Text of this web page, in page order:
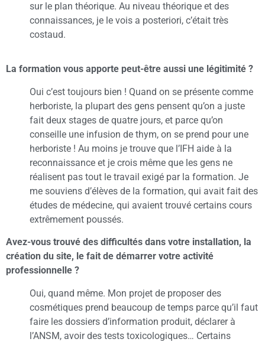
sur le plan théorique. Au niveau théorique et des
connaissances, je le vois a posteriori, c’était très
costaud.
La formation vous apporte peut-être aussi une légitimité ?
Oui c’est toujours bien ! Quand on se présente comme
herboriste, la plupart des gens pensent qu’on a juste
fait deux stages de quatre jours, et parce qu’on
conseille une infusion de thym, on se prend pour une
herboriste ! Au moins je trouve que l’IFH aide à la
reconnaissance et je crois même que les gens ne
réalisent pas tout le travail exigé par la formation. Je
me souviens d’élèves de la formation, qui avait fait des
études de médecine, qui avaient trouvé certains cours
extrêmement poussés.
Avez-vous trouvé des difficultés dans votre installation, la
création du site, le fait de démarrer votre activité
professionnelle ?
Oui, quand même. Mon projet de proposer des
cosmétiques prend beaucoup de temps parce qu’il faut
faire les dossiers d’information produit, déclarer à
l’ANSM, avoir des tests toxicologiques… Certains